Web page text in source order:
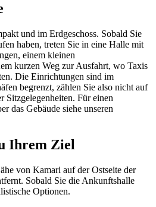
und im Erdgeschoss. Sobald Sie
haben, treten Sie in eine Halle mit
einem kleinen
kurzen Weg zur Ausfahrt, wo Taxis
Die Einrichtungen sind im
begrenzt, zählen Sie also nicht auf
Sitzgelegenheiten. Für einen
das Gebäude siehe unseren
Ihrem Ziel
von Kamari auf der Ostseite der
Sobald Sie die Ankunftshalle
Optionen.